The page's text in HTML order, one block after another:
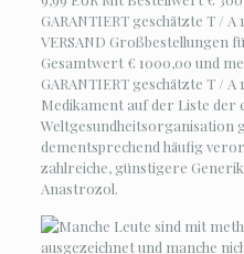
GARANTIERT geschätzte T / A
VERSAND Großbestellungen
Gesamtwert € 1000,00 und
GARANTIERT geschätzte T / A
Medikament auf der Liste der
Weltgesundheitsorganisation
dementsprechend häufig
zahlreiche, günstigere
Anastrozol.